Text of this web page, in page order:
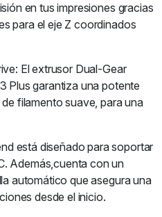
en tus impresiones gracias
para el eje Z coordinados
El extrusor Dual-Gear
Plus garantiza una potente
filamento suave, para una
está diseñado para soportar
Además,cuenta con un
automático que asegura una
desde el inicio.